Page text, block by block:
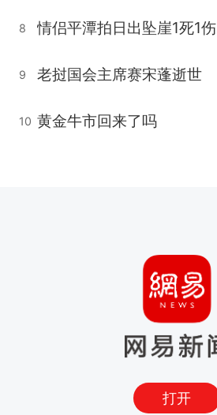
8 情侣平潭拍日出坠崖1死1伤
9 老挝国会主席赛宋蓬逝世
10 黄金牛市回来了吗
打开